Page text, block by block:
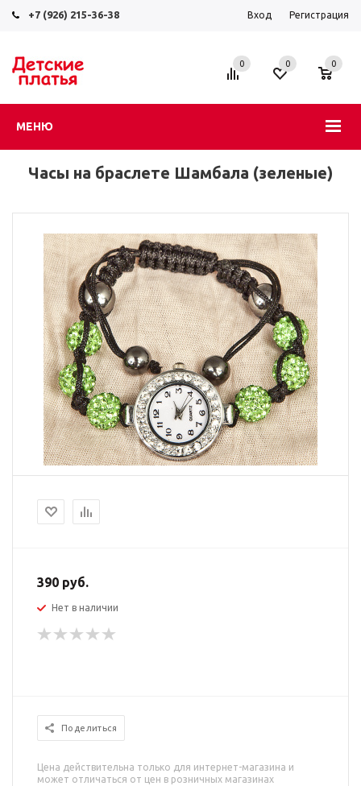
+7 (926) 215-36-38 Вход Регистрация
МЕНЮ
0 0 0
Часы на браслете Шамбала (зеленые)
390 руб.
Нет в наличии
Поделиться
Цена действительна только для интернет-магазина и
может отличаться от цен в розничных магазинах